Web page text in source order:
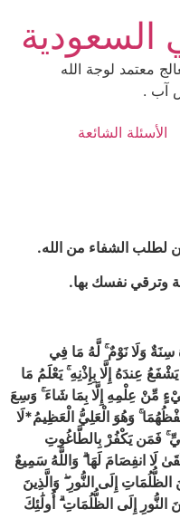
معتمد لوجة الله
الأسئلة الشائعة
لطلب الشفاء من الله.
وترقي نفسك بها.
سِنَةٌ وَلَا نَوْمٌ ۚ لَّهُ مَا فِي
عِندَهُ إِلَّا بِإِذْنِهِ ۚ يَعْلَمُ مَا
مِّنْ عِلْمِهِ إِلَّا بِمَا شَاءَ ۚ وَسِعَ
وَهُوَ الْعَلِيُّ الْعَظِيمُ*لَا
فَمَن يَكْفُرْ بِالطَّاغُوتِ
لَا انفِصَامَ لَهَا ۗ وَاللَّهُ سَمِيعٌ
إِلَى النُّورِ ۖ وَالَّذِينَ
إِلَى الظُّلُمَاتِ ۗ أُولَٰئِكَ